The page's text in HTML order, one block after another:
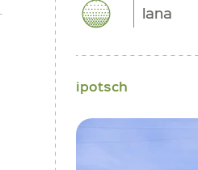
lana
ipotsch